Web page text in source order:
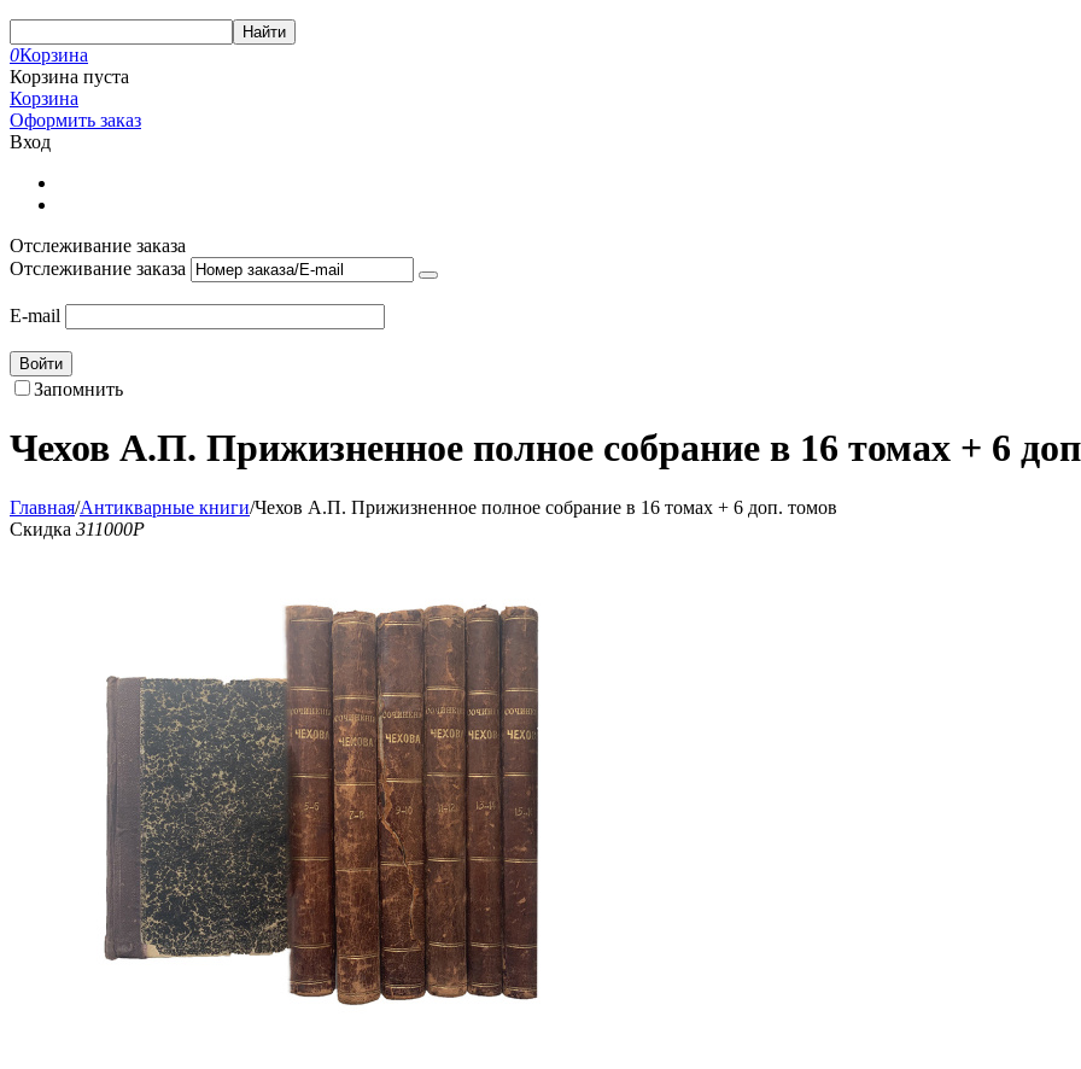
Найти
0Корзина
Корзина пуста
Корзина
Оформить заказ
Вход
Отслеживание заказа
Отслеживание заказа
E-mail
Войти
Запомнить
Чехов А.П. Прижизненное полное собрание в 16 томах + 6
Главная/Антикварные книги/Чехов А.П. Прижизненное полное собрание в 16 томах + 6 доп. томов
Скидка 311000Р